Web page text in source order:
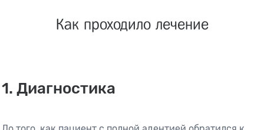
Как проходило лечение
1. Диагностика